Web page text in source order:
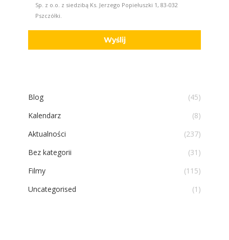
Sp. z o.o. z siedzibą Ks. Jerzego Popiełuszki 1, 83-032
Pszczółki.
Blog
(45)
Kalendarz
(8)
Aktualności
(237)
Bez kategorii
(31)
Filmy
(115)
Uncategorised
(1)